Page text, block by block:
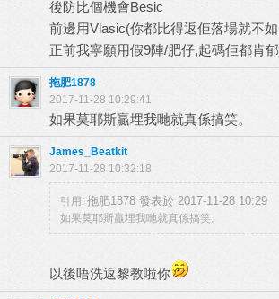
後防比個機會Besic
前邊用Vlasic(你都比得返佢落場就不
正前我寧願用假9陣/肥仔,起碼佢都肯
拖肥1878
2017-11-28 10:29:41
如果莫耶斯贏埋我哋就真係搞笑。
James_Beatkit
2017-11-28 10:32:18
引用: 拖肥1878 發表於 2017-11-28 10:29
如果莫耶斯贏埋我哋就真係搞笑。
以後唔洗返黎教啦你